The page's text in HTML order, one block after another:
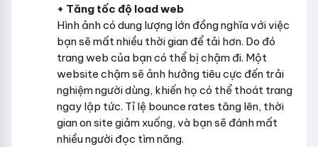
+ Tăng tốc độ load web
Hình ảnh có dung lượng lớn đồng nghĩa với việc
bạn sẽ mất nhiều thời gian để tải hơn. Do đó
trang web của bạn có thể bị chậm đi. Một
website chậm sẽ ảnh hưởng tiêu cực đến trải
nghiệm người dùng, khiến họ có thể thoát trang
ngay lập tức. Tỉ lệ bounce rates tăng lên, thời
gian on site giảm xuống, và bạn sẽ đánh mất
nhiều người đọc tìm năng.